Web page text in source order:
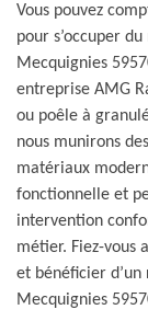
Vous pouvez
pour s’occuper
Mecquignies
entreprise AMG
ou poêle à
nous munirons
matériaux
fonctionnelle et
intervention
métier. Fiez-vous
et bénéficier
Mecquignies